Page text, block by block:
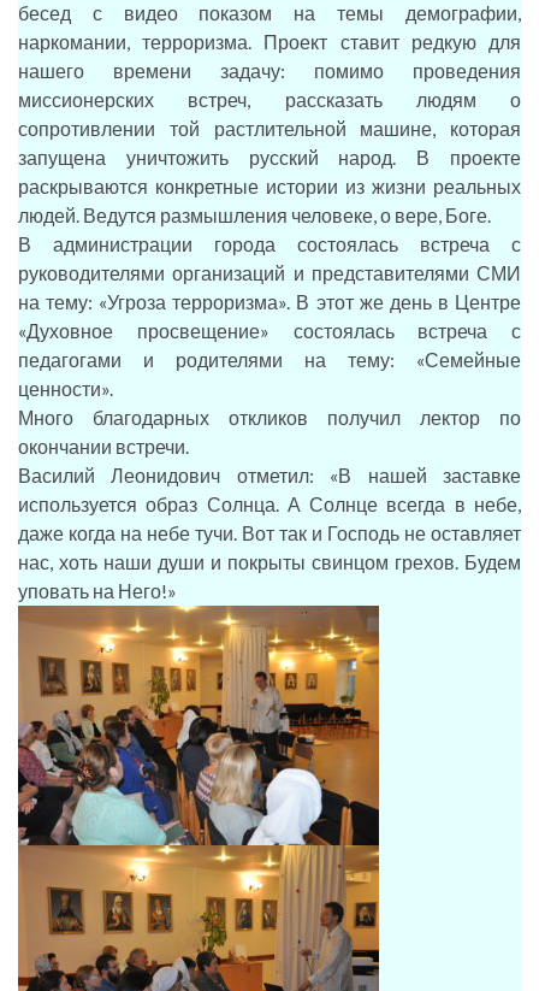
бесед с видео показом на темы демографии,
наркомании, терроризма. Проект ставит редкую для
нашего времени задачу: помимо проведения
миссионерских встреч, рассказать людям о
сопротивлении той растлительной машине, которая
запущена уничтожить русский народ. В проекте
раскрываются конкретные истории из жизни реальных
людей. Ведутся размышления человеке, о вере, Боге.
В администрации города состоялась встреча с
руководителями организаций и представителями СМИ
на тему: «Угроза терроризма». В этот же день в Центре
«Духовное просвещение» состоялась встреча с
педагогами и родителями на тему: «Семейные
ценности».
Много благодарных откликов получил лектор по
окончании встречи.
Василий Леонидович отметил: «В нашей заставке
используется образ Солнца. А Солнце всегда в небе,
даже когда на небе тучи. Вот так и Господь не оставляет
нас, хоть наши души и покрыты свинцом грехов. Будем
уповать на Него!»